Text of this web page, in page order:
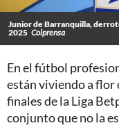
Junior de Barranquilla,
2025 Colprensa
En el fútbol
están viviendo a flor
finales de la Liga
conjunto que no la